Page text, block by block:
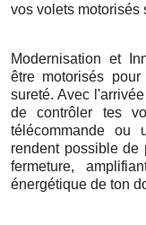
vos volets motorisés
Modernisation et
être motorisés
sureté. Avec
de contrôler tes
télécommande ou
rendent possible de
fermeture,
énergétique de ton